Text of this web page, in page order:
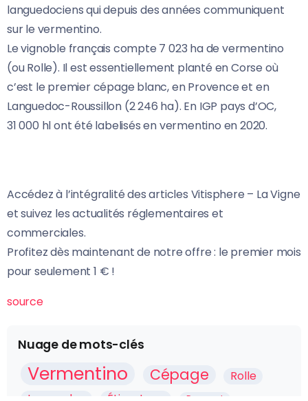
languedociens qui depuis des années communiquent
sur le vermentino.
Le vignoble français compte 7 023 ha de vermentino
(ou Rolle). Il est essentiellement planté en Corse où
c’est le premier cépage blanc, en Provence et en
Languedoc-Roussillon (2 246 ha). En IGP pays d’OC,
31 000 hl ont été labelisés en vermentino en 2020.
Accédez à l’intégralité des articles Vitisphere – La Vigne
et suivez les actualités réglementaires et
commerciales.
Profitez dès maintenant de notre offre : le premier mois
pour seulement 1 € !
source
Nuage de mots-clés
Vermentino Cépage
Rolle